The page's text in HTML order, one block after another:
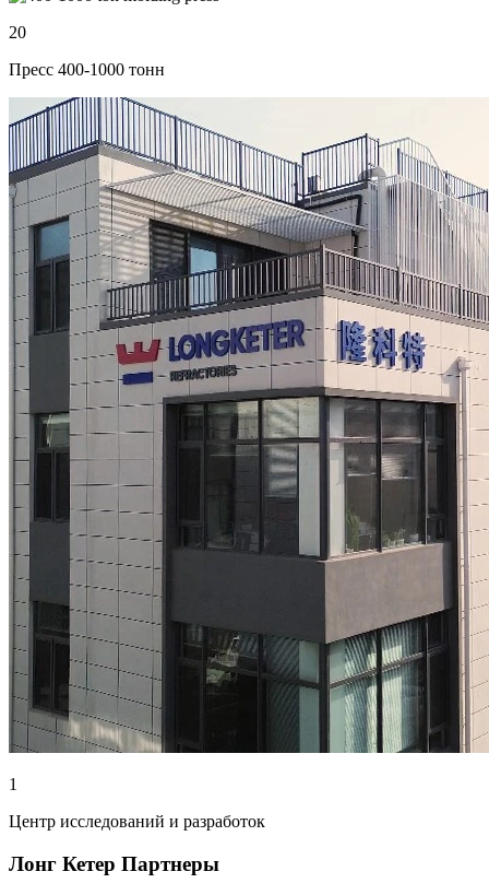
20
Пресс 400-1000 тонн
1
Центр исследований и разработок
Лонг Кетер Партнеры